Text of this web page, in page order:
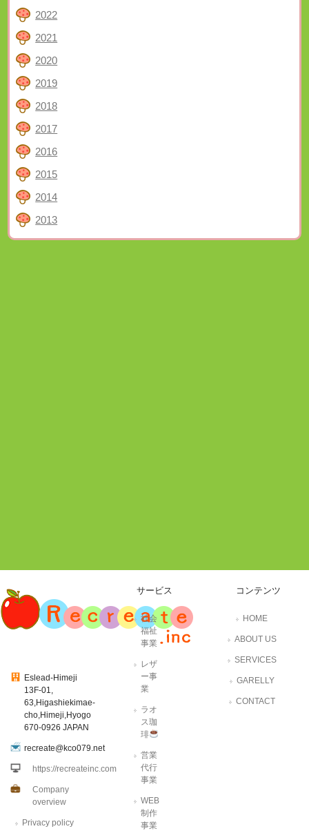
2022
2021
2020
2019
2018
2017
2016
2015
2014
2013
Eslead-Himeji
13F-01,
63,Higashiekimae-
cho,Himeji,Hyogo
670-0926 JAPAN
recreate@kco079.net
https://recreateinc.com
Company
overview
Privacy policy
サービス
社会
福祉
事業
レザ
ー事
業
ラオ
ス珈
琲
営業
代行
事業
WEB
制作
事業
コンテンツ
HOME
ABOUT US
SERVICES
GARELLY
CONTACT